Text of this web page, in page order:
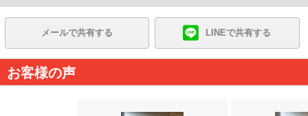
メールで共有する LINEで共有する
お客様の声